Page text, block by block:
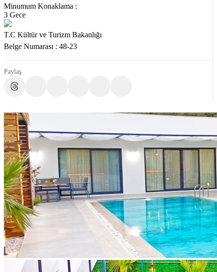
Minumum Konaklama :
3 Gece
T.C Kültür ve Turizm Bakanlığı
Belge Numarası : 48-23
Paylaş